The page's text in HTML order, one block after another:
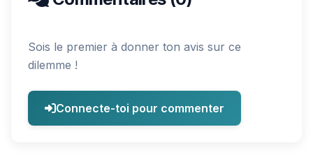
Sois le premier à donner ton avis sur ce
dilemme !
Connecte-toi pour commenter